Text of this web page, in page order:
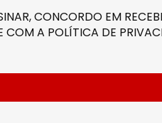
CONCORDO EM
COM A POLÍTICA DE